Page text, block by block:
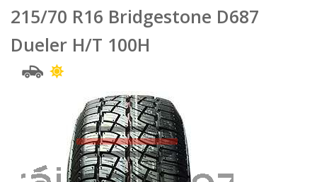
215/70 R16 Bridgestone D687
Dueler H/T 100H